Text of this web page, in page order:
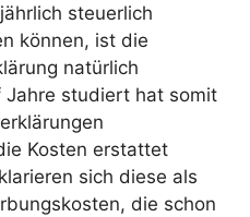
steuerlich
können, ist die
natürlich
Jahre studiert hat somit
Kosten erstattet
sich diese als
die schon